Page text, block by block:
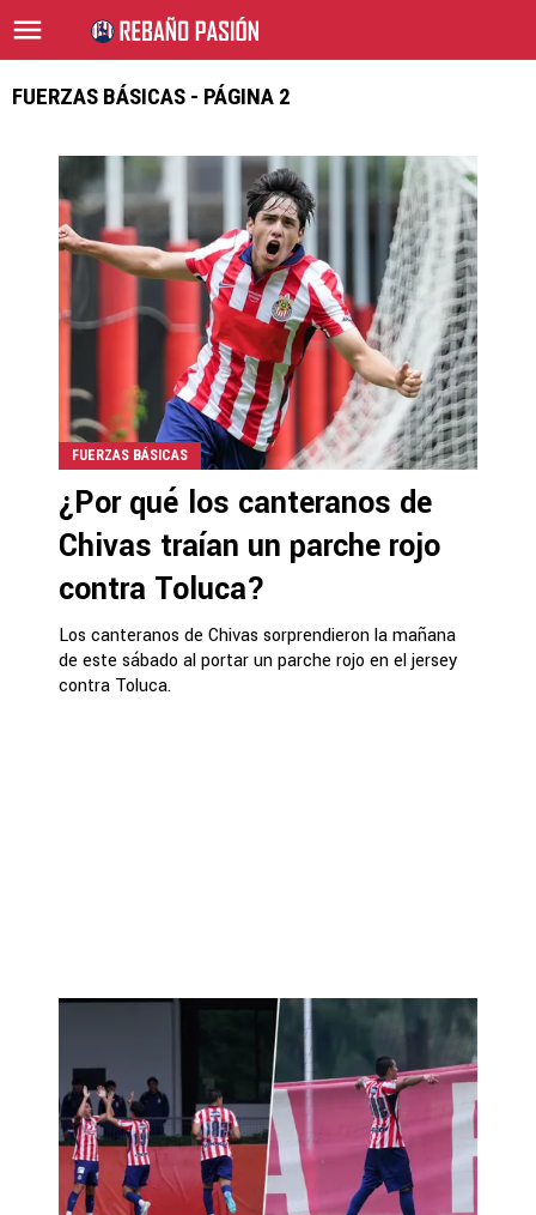
FUERZAS BÁSICAS - PÁGINA 2
FUERZAS BÁSICAS
¿Por qué los canteranos de
Chivas traían un parche rojo
contra Toluca?
Los canteranos de Chivas sorprendieron la mañana
de este sábado al portar un parche rojo en el jersey
contra Toluca.